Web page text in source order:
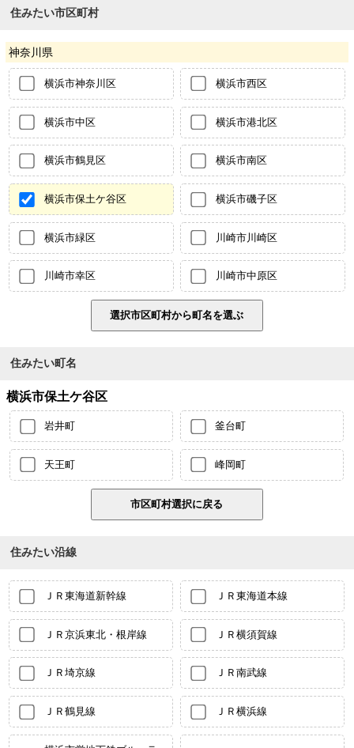
住みたい市区町村
神奈川県
横浜市神奈川区 横浜市西区
横浜市中区 横浜市港北区
横浜市鶴見区 横浜市南区
横浜市保土ケ谷区 横浜市磯子区
横浜市緑区 川崎市川崎区
川崎市幸区 川崎市中原区
住みたい町名
横浜市保土ケ谷区
岩井町 釜台町
天王町 峰岡町
住みたい沿線
ＪＲ東海道新幹線 ＪＲ東海道本線
ＪＲ京浜東北・根岸線 ＪＲ横須賀線
ＪＲ埼京線 ＪＲ南武線
ＪＲ鶴見線 ＪＲ横浜線